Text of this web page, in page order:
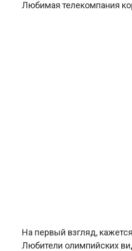
Любимая телекомпания
На первый взгляд,
Любители олимпийских